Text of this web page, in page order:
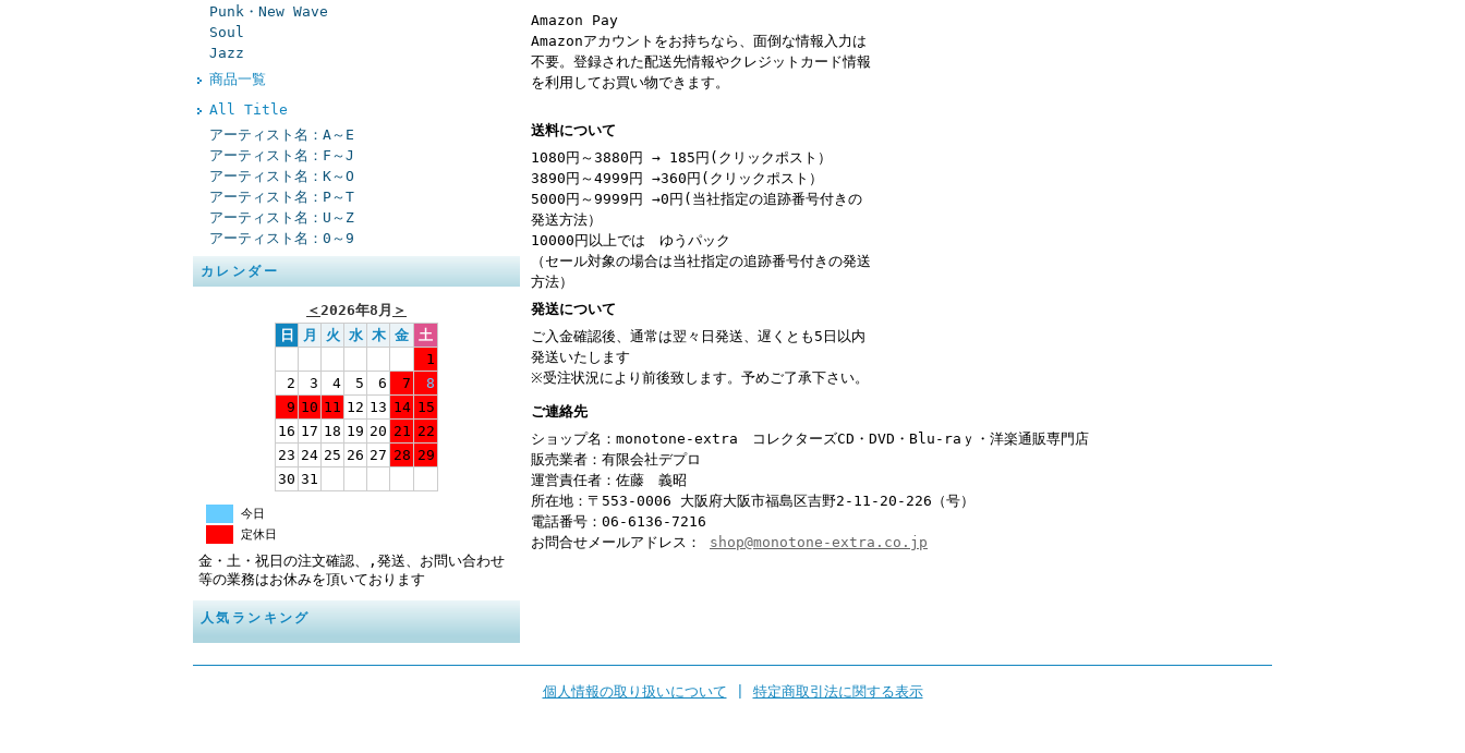
Punk・New Wave
Soul
Jazz
商品一覧
All Title
アーティスト名：A～E
アーティスト名：F～J
アーティスト名：K～O
アーティスト名：P～T
アーティスト名：U～Z
アーティスト名：0～9
カレンダー
＜2026年8月 ＞
日
月 火 水 木 金 土
1
2
3 4 5 6 7
8
9 10 11 12 13 14 15
16 17 18 19 20 21 22
23 24 25 26 27 28 29
30 31
今日
定休日
金・土・祝日の注文確認、,発送、お問い合わせ
等の業務はお休みを頂いております
人気ランキング
Amazon Pay
Amazonアカウントをお持ちなら、面倒な情報入力は
不要。登録された配送先情報やクレジットカード情報
を利用してお買い物できます。
送料について
1080円～3880円 → 185円(クリックポスト）
3890円～4999円 →360円(クリックポスト）
5000円～9999円 →0円(当社指定の追跡番号付きの
発送方法）
10000円以上では ゆうパック
（セール対象の場合は当社指定の追跡番号付きの発送
方法）
発送について
ご入金確認後、通常は翌々日発送、遅くとも5日以内
発送いたします
※受注状況により前後致します。予めご了承下さい。
ご連絡先
ショップ名：monotone-extra コレクターズCD・DVD・Blu-raｙ・洋楽通販専門店
販売業者：有限会社デプロ
運営責任者：佐藤 義昭
所在地：〒553-0006 大阪府大阪市福島区吉野2-11-20-226（号）
電話番号：06-6136-7216
お問合せメールアドレス： shop@monotone-extra.co.jp
個人情報の取り扱いについて 特定商取引法に関する表示